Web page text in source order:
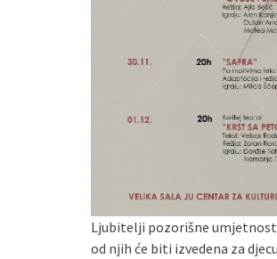
Ljubitelji pozorišne
od njih će biti izvedena za